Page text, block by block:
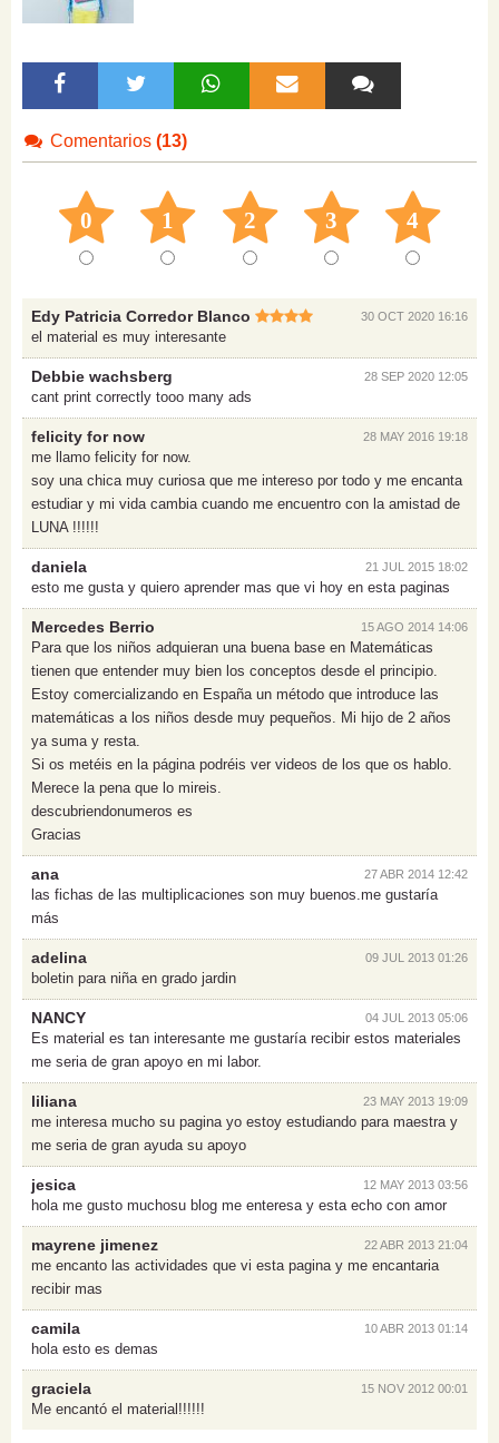
Comentarios (13)
0 1 2 3 4
30 OCT 2020 16:16
Edy Patricia Corredor Blanco
el material es muy interesante
28 SEP 2020 12:05
Debbie wachsberg
cant print correctly tooo many ads
28 MAY 2016 19:18
felicity for now
me llamo felicity for now.
soy una chica muy curiosa que me intereso por todo y me encanta
estudiar y mi vida cambia cuando me encuentro con la amistad de
LUNA !!!!!!
21 JUL 2015 18:02
daniela
esto me gusta y quiero aprender mas que vi hoy en esta paginas
15 AGO 2014 14:06
Mercedes Berrio
Para que los niños adquieran una buena base en Matemáticas
tienen que entender muy bien los conceptos desde el principio.
Estoy comercializando en España un método que introduce las
matemáticas a los niños desde muy pequeños. Mi hijo de 2 años
ya suma y resta.
Si os metéis en la página podréis ver videos de los que os hablo.
Merece la pena que lo mireis.
descubriendonumeros es
Gracias
27 ABR 2014 12:42
ana
las fichas de las multiplicaciones son muy buenos.me gustaría
más
09 JUL 2013 01:26
adelina
boletin para niña en grado jardin
04 JUL 2013 05:06
NANCY
Es material es tan interesante me gustaría recibir estos materiales
me seria de gran apoyo en mi labor.
23 MAY 2013 19:09
liliana
me interesa mucho su pagina yo estoy estudiando para maestra y
me seria de gran ayuda su apoyo
12 MAY 2013 03:56
jesica
hola me gusto muchosu blog me enteresa y esta echo con amor
22 ABR 2013 21:04
mayrene jimenez
me encanto las actividades que vi esta pagina y me encantaria
recibir mas
10 ABR 2013 01:14
camila
hola esto es demas
15 NOV 2012 00:01
graciela
Me encantó el material!!!!!!